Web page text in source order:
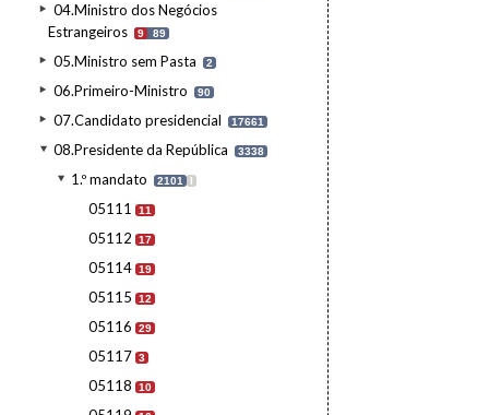
04.Ministro dos Negócios
Estrangeiros
9 89
05.Ministro sem Pasta 2
06.Primeiro-Ministro 90
07.Candidato presidencial 17661
08.Presidente da República 3338
1.º mandato 2101 I
05111 11
05112 17
05114 19
05115 12
05116 29
05117 3
05118 10